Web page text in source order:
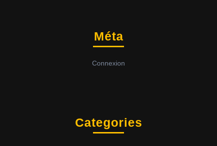
Méta
Connexion
Categories